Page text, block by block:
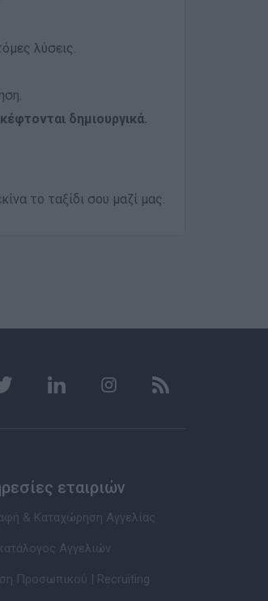
λύσεις.
δημιουργικά.
το ταξίδι σου μαζί μας.
εταιριών
& Καταχώρηση Αγγελίας
Αγγελιών
Προσωπικού | Recruiting